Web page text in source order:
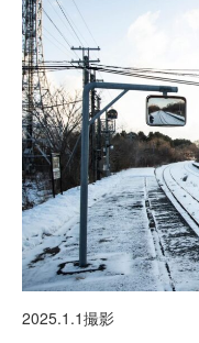
2025.1.1撮影